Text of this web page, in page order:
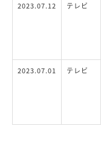
2023.07.12 テレビ
2023.07.01 テレビ